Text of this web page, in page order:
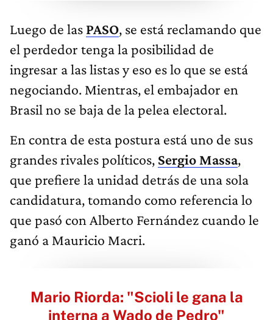
Luego de las PASO, se está reclamando que
el perdedor tenga la posibilidad de
ingresar a las listas y eso es lo que se está
negociando. Mientras, el embajador en
Brasil no se baja de la pelea electoral.
En contra de esta postura está uno de sus
grandes rivales políticos, Sergio Massa,
que prefiere la unidad detrás de una sola
candidatura, tomando como referencia lo
que pasó con Alberto Fernández cuando le
ganó a Mauricio Macri.
Mario Riorda: "Scioli le gana la
interna a Wado de Pedro"